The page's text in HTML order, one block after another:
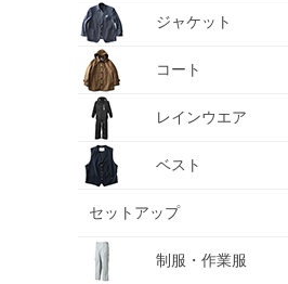
ジャケット
コート
レインウエア
ベスト
セットアップ
制服・作業服